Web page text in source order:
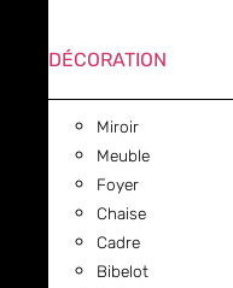
DÉCORATION
Miroir
Meuble
Foyer
Chaise
Cadre
Bibelot